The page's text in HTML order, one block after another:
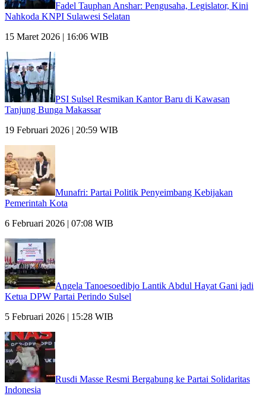
Fadel Tauphan Anshar: Pengusaha, Legislator, Kini
Nahkoda KNPI Sulawesi Selatan
15 Maret 2026 | 16:06 WIB
PSI Sulsel Resmikan Kantor Baru di Kawasan
Tanjung Bunga Makassar
19 Februari 2026 | 20:59 WIB
Munafri: Partai Politik Penyeimbang Kebijakan
Pemerintah Kota
6 Februari 2026 | 07:08 WIB
Angela Tanoesoedibjo Lantik Abdul Hayat Gani jadi
Ketua DPW Partai Perindo Sulsel
5 Februari 2026 | 15:28 WIB
Rusdi Masse Resmi Bergabung ke Partai Solidaritas
Indonesia